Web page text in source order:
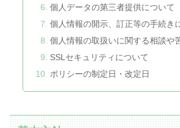
個人データの第三者提供について
個人情報の開示、訂正等の手続き
個人情報の取扱いに関する相談や
SSLセキュリティについて
ポリシーの制定日・改定日